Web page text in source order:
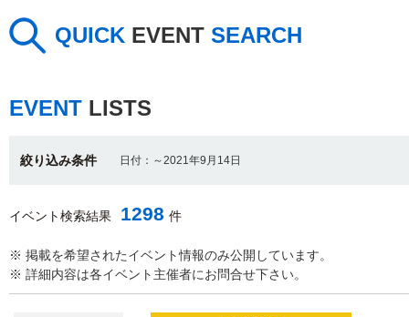
QUICK EVENT SEARCH
EVENT LISTS
絞り込み条件 日付：～2021年9月14日
イベント検索結果 1298 件
※ 掲載を希望されたイベント情報のみ公開しています。
※ 詳細内容は各イベント主催者にお問合せ下さい。